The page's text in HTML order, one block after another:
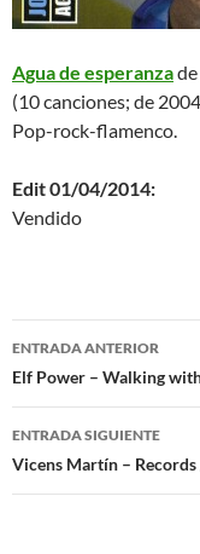
Agua de esperanzade
(10 canciones; de
Pop-rock-flamenco.
Edit 01/04/2014:
Vendido
Navegación
de
entradas
ENTRADA ANTERIOR
Elf Power – Walking
ENTRADA SIGUIENTE
Vicens Martín –